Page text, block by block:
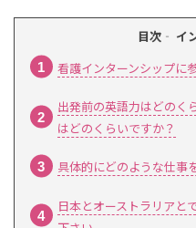
目次‐ イ
看護インターンシップに
出発前の英語力はどのく
はどのくらいですか？
具体的にどのような仕事
日本とオーストラリアと